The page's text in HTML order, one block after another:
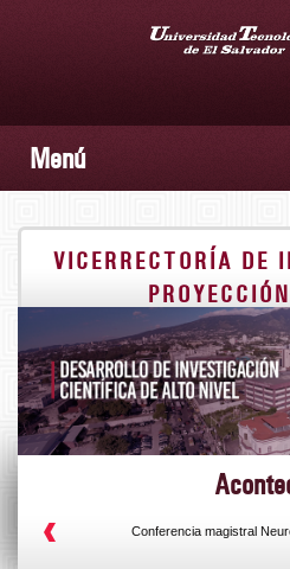
Menú
VICERRECTORÍA DE
Conferencia magistral